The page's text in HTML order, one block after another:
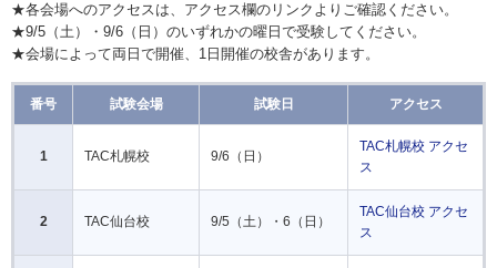
★各会場へのアクセスは、アクセス欄のリンクよりご確認ください。
★9/5（土）・9/6（日）のいずれかの曜日で受験してください。
★会場によって両日で開催、1日開催の校舎があります。
番号 試験会場 試験日 アクセス
1 TAC札幌校 9/6（日）
TAC札幌校 アクセ
ス
2 TAC仙台校 9/5（土）・6（日）
TAC仙台校 アクセ
ス